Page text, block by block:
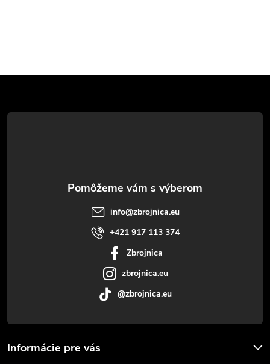
á
Informácie pre vás
info@zbrojnica.eu
+421 917 113 374
Zbrojnica
zbrojnica.eu
@zbrojnica.eu